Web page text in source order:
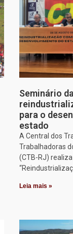
Seminário
para o
estado
A Central dos
Trabalhadoras
(CTB-RJ)
Leia mais »